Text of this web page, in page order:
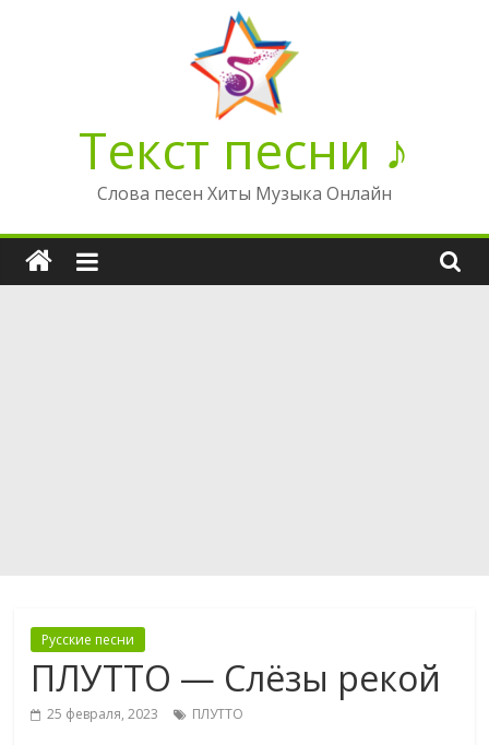
Текст песни ♪
Слова песен Хиты Музыка Онлайн
Русские песни
ПЛУТТО — Слёзы рекой
25 февраля, 2023 ПЛУТТО